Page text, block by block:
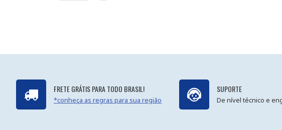
FRETE GRÁTIS PARA TODO BRASIL!
*conheça as regras para sua região
SUPORTE
De nível técnico e